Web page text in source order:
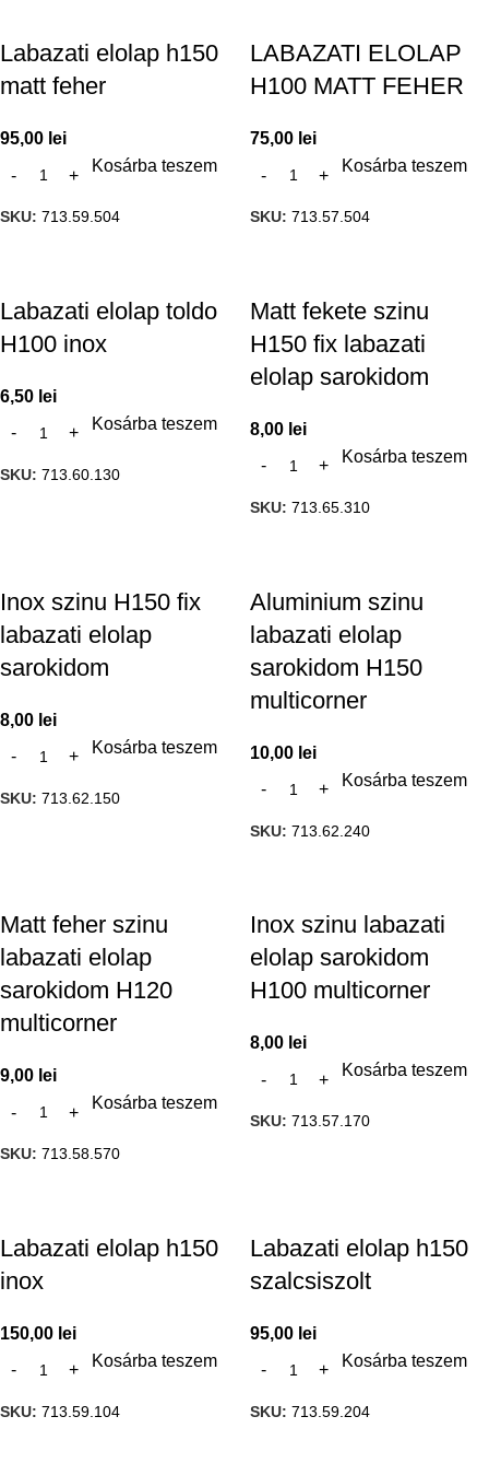
Labazati elolap h150
matt feher
95,00 lei
Kosárba teszem
SKU: 713.59.504
LABAZATI ELOLAP
H100 MATT FEHER
75,00 lei
Kosárba teszem
SKU: 713.57.504
Labazati elolap toldo
H100 inox
6,50 lei
Kosárba teszem
SKU: 713.60.130
Matt fekete szinu
H150 fix labazati
elolap sarokidom
8,00 lei
Kosárba teszem
SKU: 713.65.310
Inox szinu H150 fix
labazati elolap
sarokidom
8,00 lei
Kosárba teszem
SKU: 713.62.150
Aluminium szinu
labazati elolap
sarokidom H150
multicorner
10,00 lei
Kosárba teszem
SKU: 713.62.240
Matt feher szinu
labazati elolap
sarokidom H120
multicorner
9,00 lei
Kosárba teszem
SKU: 713.58.570
Inox szinu labazati
elolap sarokidom
H100 multicorner
8,00 lei
Kosárba teszem
SKU: 713.57.170
Labazati elolap h150
inox
150,00 lei
Kosárba teszem
SKU: 713.59.104
Labazati elolap h150
szalcsiszolt
95,00 lei
Kosárba teszem
SKU: 713.59.204